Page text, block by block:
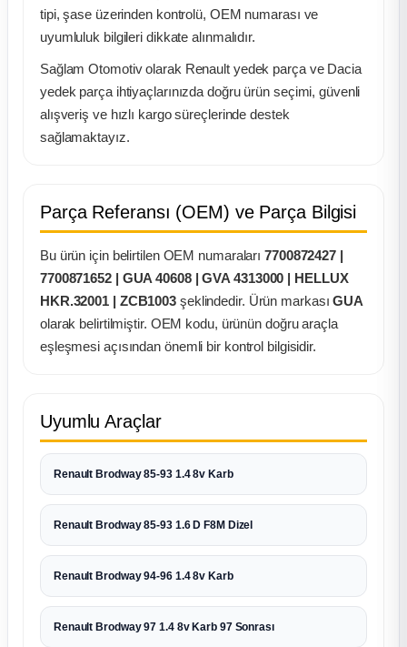
tipi, şase üzerinden kontrolü, OEM numarası ve
uyumluluk bilgileri dikkate alınmalıdır.
Sağlam Otomotiv olarak Renault yedek parça ve Dacia
yedek parça ihtiyaçlarınızda doğru ürün seçimi, güvenli
alışveriş ve hızlı kargo süreçlerinde destek
sağlamaktayız.
Parça Referansı (OEM) ve Parça Bilgisi
Bu ürün için belirtilen OEM numaraları7700872427 |
7700871652 | GUA 40608 | GVA 4313000 | HELLUX
HKR.32001 | ZCB1003 şeklindedir. Ürün markasıGUA
olarak belirtilmiştir. OEM kodu, ürünün doğru araçla
eşleşmesi açısından önemli bir kontrol bilgisidir.
Uyumlu Araçlar
Renault Brodway 85-93 1.4 8v Karb
Renault Brodway 85-93 1.6 D F8M Dizel
Renault Brodway 94-96 1.4 8v Karb
Renault Brodway 97 1.4 8v Karb 97 Sonrası